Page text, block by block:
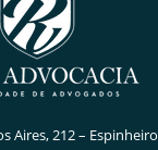
Aires, 212 – Espinheiro